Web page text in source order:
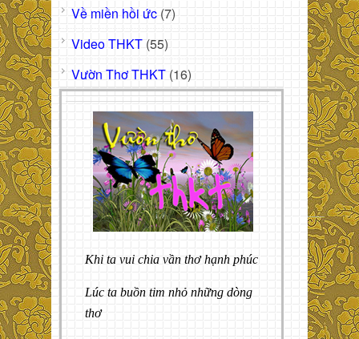
Về miền hồi ức (7)
Video THKT (55)
Vườn Thơ THKT (16)
Khi ta vui chia vần thơ hạnh phúc
Lúc ta buồn tim nhỏ những dòng
thơ